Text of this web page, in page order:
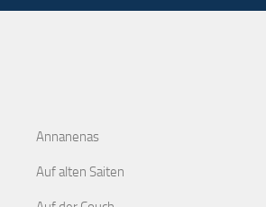
Annanenas
Auf alten Saiten